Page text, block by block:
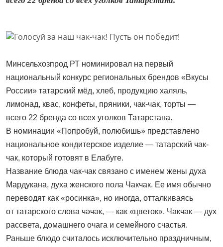
Минсельхозпрод РТ номинировал на первый
национальный конкурс региональных брендов «Вкусы
России» татарский мёд, хлеб, продукцию халяль,
лимонад, квас, конфеты, пряники, чак-чак, торты —
всего 22 бренда со всех уголков Татарстана.
В номинации «Попробуй, полюбишь» представлено
национальное кондитерское изделие — татарский чак-
чак, который готовят в Елабуге.
Название блюда чак-чак связано с именем жены духа
Мардукана, духа женского пола Чакчак. Ее имя обычно
переводят как «росинка», но иногда, отталкиваясь
от татарского слова чәчәк, — как «цветок». Чакчак — дух
рассвета, домашнего очага и семейного счастья.
Раньше блюдо считалось исключительно праздничным,